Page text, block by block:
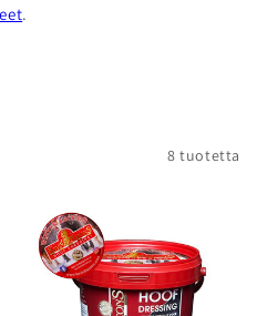
.
8 tuotetta